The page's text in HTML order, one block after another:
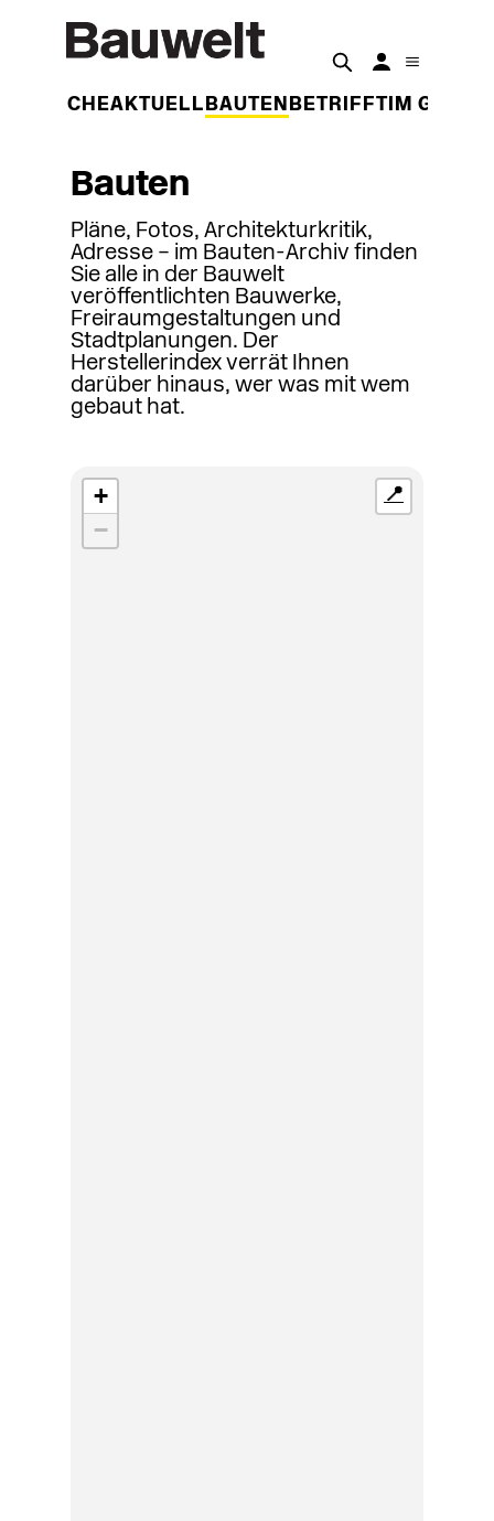
WOCHEAKTUELL BAUTEN BETRIFFT IM
Bauten
Pläne, Fotos, Architekturkritik,
Adresse – im Bauten-Archiv finden
Sie alle in der Bauwelt
veröffentlichten Bauwerke,
Freiraumgestaltungen und
Stadtplanungen. Der
Herstellerindex verrät Ihnen
darüber hinaus, wer was mit wem
gebaut hat.
+
−
📍